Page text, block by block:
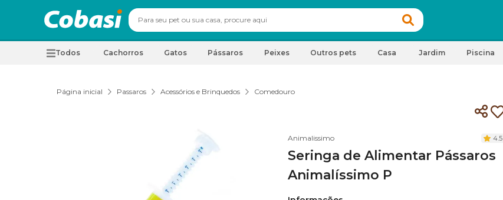
Todos Cachorros Gatos Pássaros Peixes Outros pets Casa Jardim Piscina
Página inicial Passaros Acessórios e Brinquedos Comedouro
Animalissimo 4.5
Seringa de Alimentar Pássaros
Animalíssimo P